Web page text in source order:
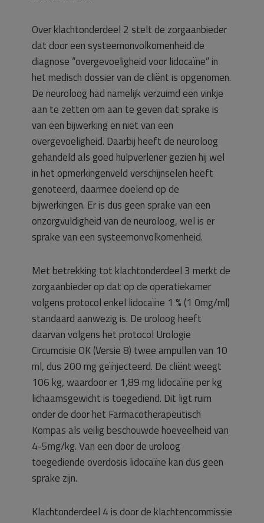
Over klachtonderdeel 2 stelt de zorgaanbieder
dat door een systeemonvolkomenheid de
diagnose “overgevoeligheid voor lidocaïne” in
het medisch dossier van de cliënt is opgenomen.
De neuroloog had namelijk verzuimd een vinkje
aan te zetten om aan te geven dat sprake is
van een bijwerking en niet van een
overgevoeligheid. Daarbij heeft de neuroloog
gehandeld als goed hulpverlener gezien hij wel
in het opmerkingenveld verschijnselen heeft
genoteerd, daarmee doelend op de
bijwerkingen. Er is dus geen sprake van een
onzorgvuldigheid van de neuroloog, wel is er
sprake van een systeemonvolkomenheid.
Met betrekking tot klachtonderdeel 3 merkt de
zorgaanbieder op dat op de operatiekamer
volgens protocol enkel lidocaïne 1 % (1 0mg/ml)
standaard aanwezig is. De uroloog heeft
daarvan volgens het protocol Urologie
Circumcisie OK (Versie 8) twee ampullen van 10
ml, dus 200 mg geïnjecteerd. De cliënt weegt
106 kg, waardoor er 1,89 mg lidocaïne per kg
lichaamsgewicht is toegediend. Dit ligt ruim
onder de door het Farmacotherapeutisch
Kompas als veilig beschouwde hoeveelheid van
4-5mg/kg. Van een door de uroloog
toegediende overdosis lidocaïne kan dus geen
sprake zijn.
Klachtonderdeel 4 is door de klachtencommissie